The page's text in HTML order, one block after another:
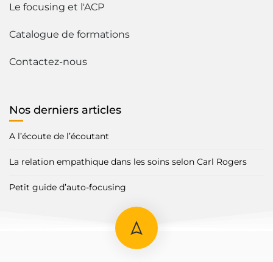
Le focusing et l'ACP
Catalogue de formations
Contactez-nous
Nos derniers articles
A l’écoute de l’écoutant
La relation empathique dans les soins selon Carl Rogers
Petit guide d’auto-focusing